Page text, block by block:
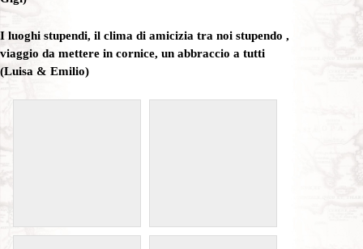
I luoghi stupendi, il clima di amicizia tra noi stupendo ,
viaggio da mettere in cornice, un abbraccio a tutti
(Luisa & Emilio)